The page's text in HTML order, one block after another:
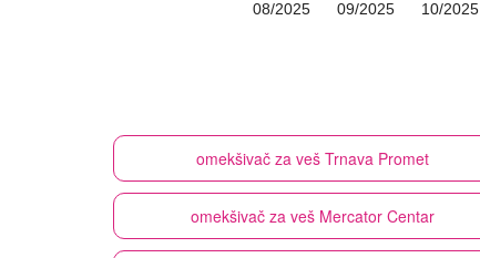
08/2025 09/2025 10/2025
omekšivač za veš Trnava Promet
omekšivač za veš Mercator Centar